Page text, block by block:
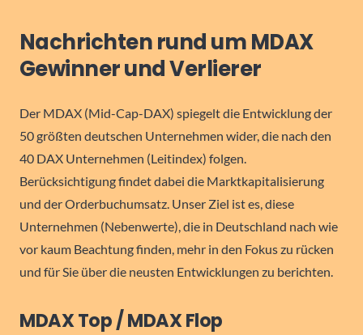
Nachrichten rund um MDAX
Gewinner und Verlierer
Der MDAX (Mid-Cap-DAX) spiegelt die Entwicklung der
50 größten deutschen Unternehmen wider, die nach den
40 DAX Unternehmen (Leitindex) folgen.
Berücksichtigung findet dabei die Marktkapitalisierung
und der Orderbuchumsatz. Unser Ziel ist es, diese
Unternehmen (Nebenwerte), die in Deutschland nach wie
vor kaum Beachtung finden, mehr in den Fokus zu rücken
und für Sie über die neusten Entwicklungen zu berichten.
MDAX Top / MDAX Flop